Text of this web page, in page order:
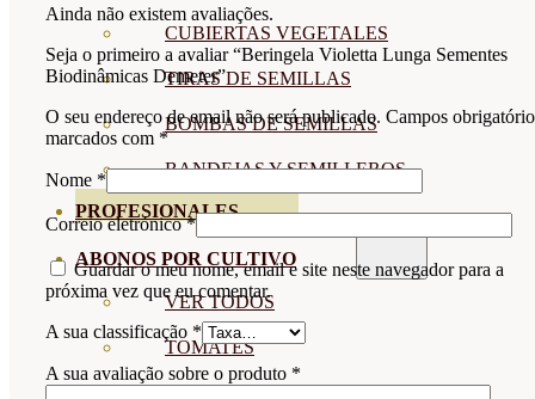
CUBIERTAS VEGETALES
TIRAS DE SEMILLAS
BOMBAS DE SEMILLAS
BANDEJAS Y SEMILLEROS
PROFESIONALES
ABONOS POR CULTIVO
VER TODOS
TOMATES
HUERTO
Ainda não existem avaliações.
Seja o primeiro a avaliar “Beringela Violetta Lunga Sementes
Biodinâmicas Demeter”
O seu endereço de email não será publicado. Campos
marcados com *
Nome *
Correio eletrónico*
Guardar o meu nome, email e site neste navegador para a
próxima vez que eu comentar.
A sua classificação *
A sua avaliação sobre o produto *